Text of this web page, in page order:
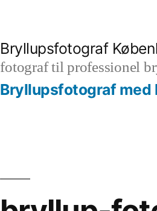
Bryllupsfotograf
fotograf til professionel
Bryllupsfotograf med